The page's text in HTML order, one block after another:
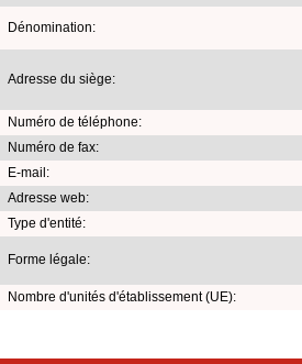
Dénomination:
Adresse du siège:
Numéro de téléphone:
Numéro de fax:
E-mail:
Adresse web:
Type d'entité:
Forme légale:
Nombre d'unités d'établissement (UE):